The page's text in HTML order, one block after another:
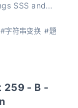
SSS and
to make
#字符串变换 #题
259 - B -